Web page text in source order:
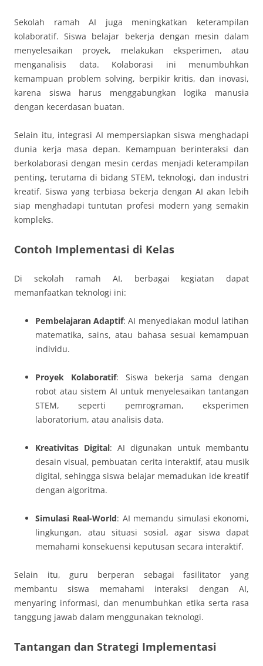
Sekolah ramah AI juga meningkatkan keterampilan
kolaboratif. Siswa belajar bekerja dengan mesin dalam
menyelesaikan proyek, melakukan eksperimen, atau
menganalisis data. Kolaborasi ini menumbuhkan
kemampuan problem solving, berpikir kritis, dan inovasi,
karena siswa harus menggabungkan logika manusia
dengan kecerdasan buatan.
Selain itu, integrasi AI mempersiapkan siswa menghadapi
dunia kerja masa depan. Kemampuan berinteraksi dan
berkolaborasi dengan mesin cerdas menjadi keterampilan
penting, terutama di bidang STEM, teknologi, dan industri
kreatif. Siswa yang terbiasa bekerja dengan AI akan lebih
siap menghadapi tuntutan profesi modern yang semakin
kompleks.
Contoh Implementasi di Kelas
Di sekolah ramah AI, berbagai kegiatan dapat
memanfaatkan teknologi ini:
Pembelajaran Adaptif: AI menyediakan modul latihan
matematika, sains, atau bahasa sesuai kemampuan
individu.
Proyek Kolaboratif: Siswa bekerja sama dengan
robot atau sistem AI untuk menyelesaikan tantangan
STEM, seperti pemrograman, eksperimen
laboratorium, atau analisis data.
Kreativitas Digital: AI digunakan untuk membantu
desain visual, pembuatan cerita interaktif, atau musik
digital, sehingga siswa belajar memadukan ide kreatif
dengan algoritma.
Simulasi Real-World: AI memandu simulasi ekonomi,
lingkungan, atau situasi sosial, agar siswa dapat
memahami konsekuensi keputusan secara interaktif.
Selain itu, guru berperan sebagai fasilitator yang
membantu siswa memahami interaksi dengan AI,
menyaring informasi, dan menumbuhkan etika serta rasa
tanggung jawab dalam menggunakan teknologi.
Tantangan dan Strategi Implementasi